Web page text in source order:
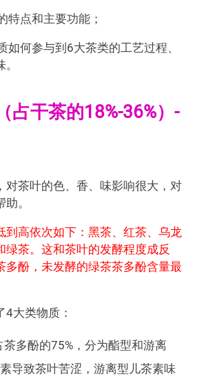
特点和主要功能；
如何参与到6大茶类的工艺过程、
占干茶的18%-36%）-
对茶叶的色、香、味影响很大，对
。
到高依次如下：黑茶、红茶、乌龙
绿茶。这和茶叶的发酵程度成反
多酚，未发酵的绿茶茶多酚含量最
大类物质：
茶多酚的75%，分为酯型和游离
导致茶叶苦涩，游离型儿茶素味